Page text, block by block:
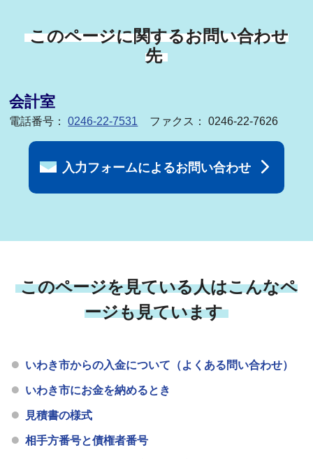
このページに関するお問い合わせ
先
会計室
電話番号：0246-22-7531 ファクス： 0246-22-7626
入力フォームによるお問い合わせ
このページを見ている人はこんなペ
ージも見ています
いわき市からの入金について（よくある問い合わせ）
いわき市にお金を納めるとき
見積書の様式
相手方番号と債権者番号